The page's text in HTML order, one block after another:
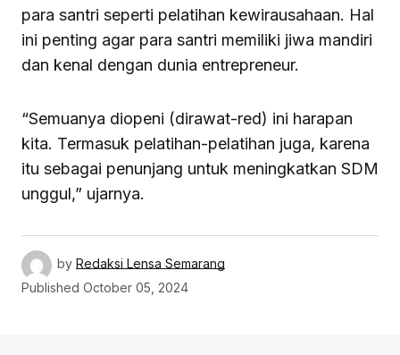
para santri seperti pelatihan kewirausahaan. Hal
ini penting agar para santri memiliki jiwa mandiri
dan kenal dengan dunia entrepreneur.
“Semuanya diopeni (dirawat-red) ini harapan
kita. Termasuk pelatihan-pelatihan juga, karena
itu sebagai penunjang untuk meningkatkan SDM
unggul,” ujarnya.
by Redaksi Lensa Semarang
Published October 05, 2024